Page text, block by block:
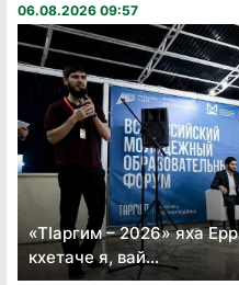
06.08.2026 09:57
«Тӏаргим – 2026» яха
кхетаче я, вай...